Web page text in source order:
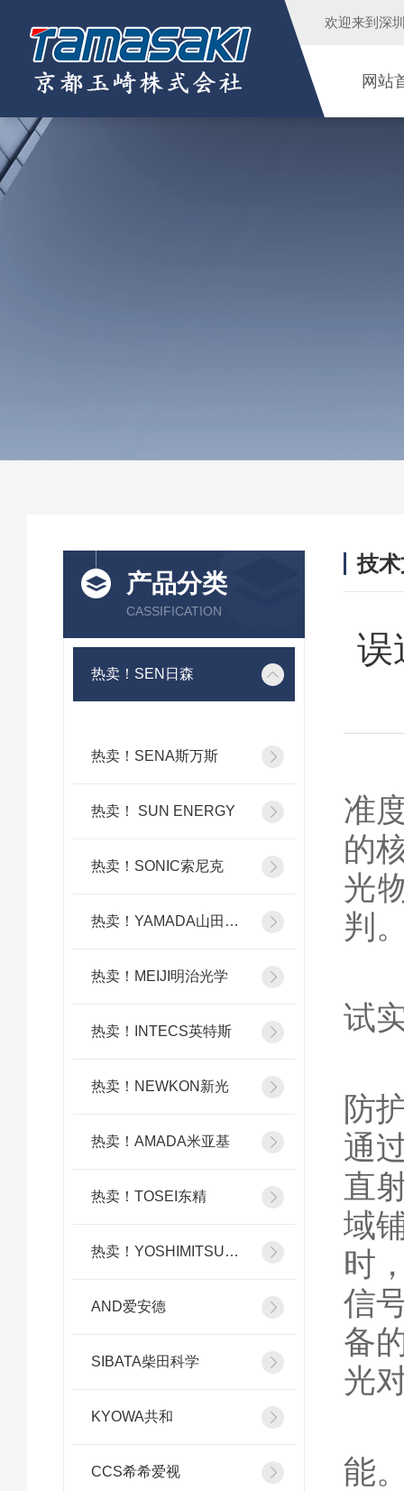
欢迎来到 深
网站
产品分类
CASSIFICATION
热卖！SEN日森
热卖！SENA斯万斯
热卖！ SUN ENERGY
热卖！SONIC索尼克
热卖！YAMADA山田光学
热卖！MEIJI明治光学
热卖！INTECS英特斯
热卖！NEWKON新光
热卖！AMADA米亚基
热卖！TOSEI东精
热卖！YOSHIMITSU小平
AND爱安德
SIBATA柴田科学
KYOWA共和
CCS希希爱视
技
误
准
的
光
判
试
防
通
直
域
时
信
备
光
能